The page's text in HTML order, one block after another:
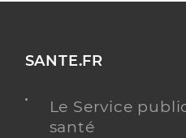
SANTE.FR
Le Service
santé